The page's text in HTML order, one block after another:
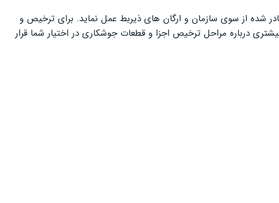
شده از سوی سازمان و ارگان های ذیربط عمل نماید. برای ترخیص و
درباره مراحل ترخیص اجزا و قطعات جوشکاری در اختیار شما قرار